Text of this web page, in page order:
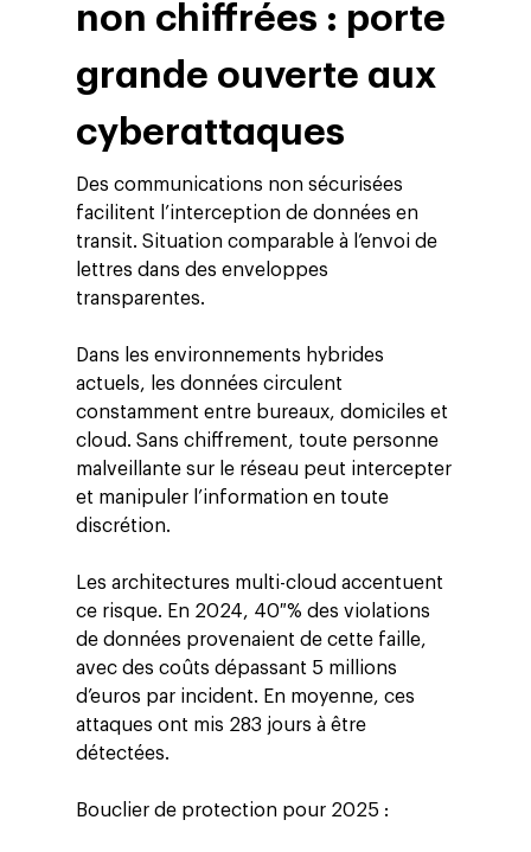
non chiffrées : porte
grande ouverte aux
cyberattaques
Des communications non sécurisées
facilitent l’interception de données en
transit. Situation comparable à l’envoi de
lettres dans des enveloppes
transparentes.
Dans les environnements hybrides
actuels, les données circulent
constamment entre bureaux, domiciles et
cloud. Sans chiffrement, toute personne
malveillante sur le réseau peut intercepter
et manipuler l’information en toute
discrétion.
Les architectures multi-cloud accentuent
ce risque. En 2024, 40 % des violations
de données provenaient de cette faille,
avec des coûts dépassant 5 millions
d’euros par incident. En moyenne, ces
attaques ont mis 283 jours à être
détectées.
Bouclier de protection pour 2025 :